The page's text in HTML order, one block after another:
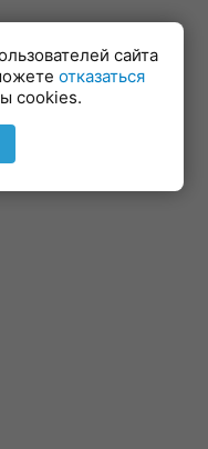
сайта
отказаться
cookies.